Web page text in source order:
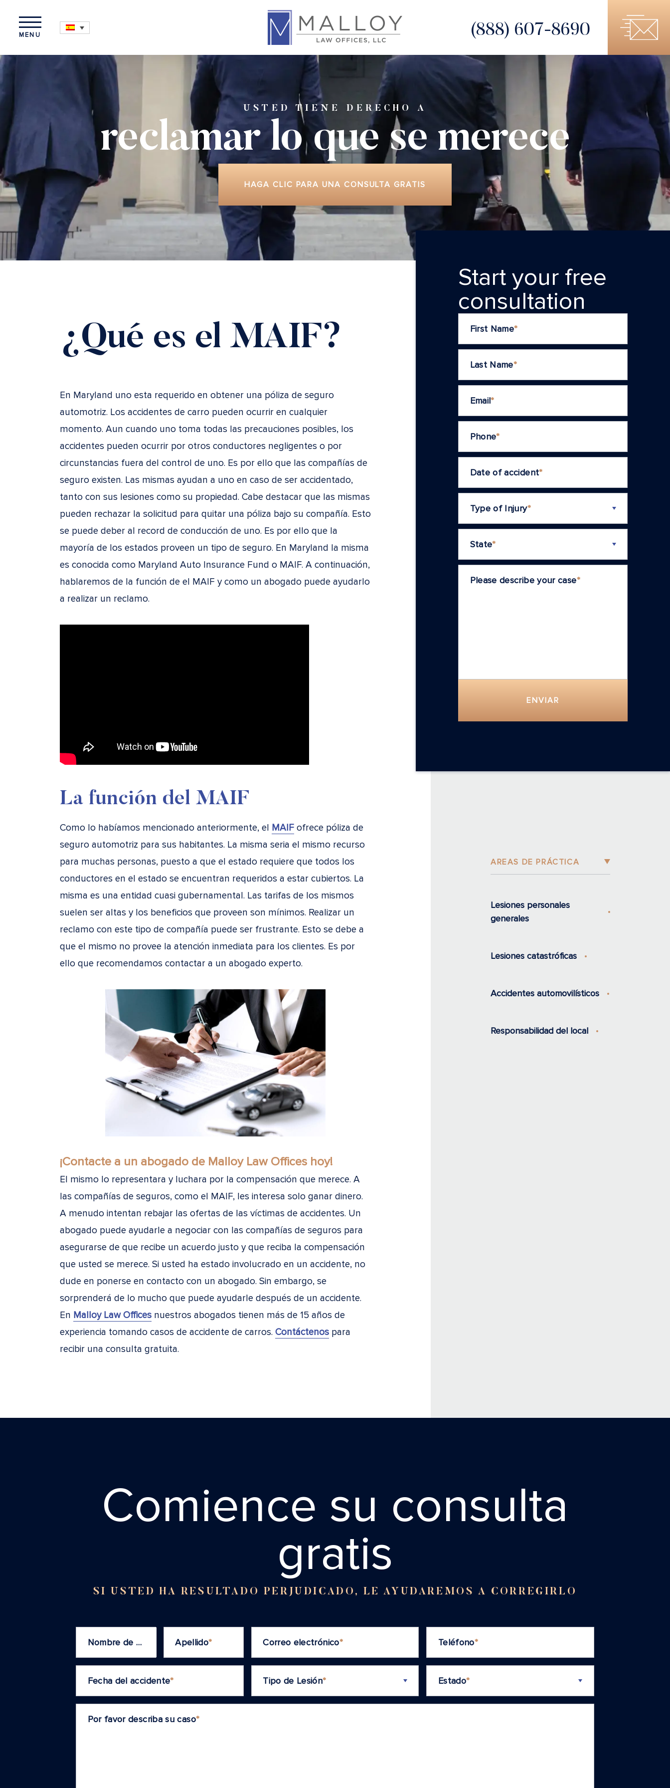
MENU (888) 607-8690
USTED TIENE DERECHO A
reclamar lo quese merece
HAGA CLIC PARA UNA CONSULTA GRATIS
¿Qué es el MAIF?
En Maryland uno esta requerido en obtener una póliza de seguro
automotriz. Los accidentes de carro pueden ocurrir en cualquier
momento. Aun cuando uno toma todas las precauciones posibles, los
accidentes pueden ocurrir por otros conductores negligentes o por
circunstancias fuera del control de uno. Es por ello que las compañías de
seguro existen. Las mismas ayudan a uno en caso de ser accidentado,
tanto con sus lesiones como su propiedad. Cabe destacar que las mismas
pueden rechazar la solicitud para quitar una póliza bajo su compañía. Esto
se puede deber al record de conducción de uno. Es por ello que la
mayoría de los estados proveen un tipo de seguro. En Maryland la misma
es conocida como Maryland Auto Insurance Fund o MAIF. A continuación,
hablaremos de la función de el MAIF y como un abogado puede ayudarlo
a realizar un reclamo.
La función del MAIF
Como lo habíamos mencionado anteriormente, el MAIF ofrece póliza de
seguro automotriz para sus habitantes. La misma seria el mismo recurso
para muchas personas, puesto a que el estado requiere que todos los
conductores en el estado se encuentran requeridos a estar cubiertos. La
misma es una entidad cuasi gubernamental. Las tarifas de los mismos
suelen ser altas y los beneficios que proveen son mínimos. Realizar un
reclamo con este tipo de compañía puede ser frustrante. Esto se debe a
que el mismo no provee la atención inmediata para los clientes. Es por
ello que recomendamos contactar a un abogado experto.
¡Contacte a un abogado de Malloy Law Offices hoy!
El mismo lo representara y luchara por la compensación que merece. A
las compañías de seguros, como el MAIF, les interesa solo ganar dinero.
A menudo intentan rebajar las ofertas de las víctimas de accidentes. Un
abogado puede ayudarle a negociar con las compañías de seguros para
asegurarse de que recibe un acuerdo justo y que reciba la compensación
que usted se merece. Si usted ha estado involucrado en un accidente, no
dude en ponerse en contacto con un abogado. Sin embargo, se
sorprenderá de lo mucho que puede ayudarle después de un accidente.
En Malloy Law Offices nuestros abogados tienen más de 15 años de
experiencia tomando casos de accidente de carros. Contáctenos para
recibir una consulta gratuita.
Start your frеe
consultation
First Name*
Last Name*
Email*
Phone*
Date of accident*
Type of Injury*
State*
Please describe your case*
ENVIAR
AREAS DE PRÁCTICA
Lesiones personales
generales
Lesiones catastróficas
Accidentes automovilísticos
Responsabilidad del local
Cоmience su consulta
gratis
SI USTED HA RESULTADO PERJUDICADO, LE AYUDAREMOS A CORREGIRLO
Nombre de pila Apellido* Correo electrónico* Teléfono*
Fecha del accidente* Tipo de Lesión* Estado*
Por favor describa su caso*